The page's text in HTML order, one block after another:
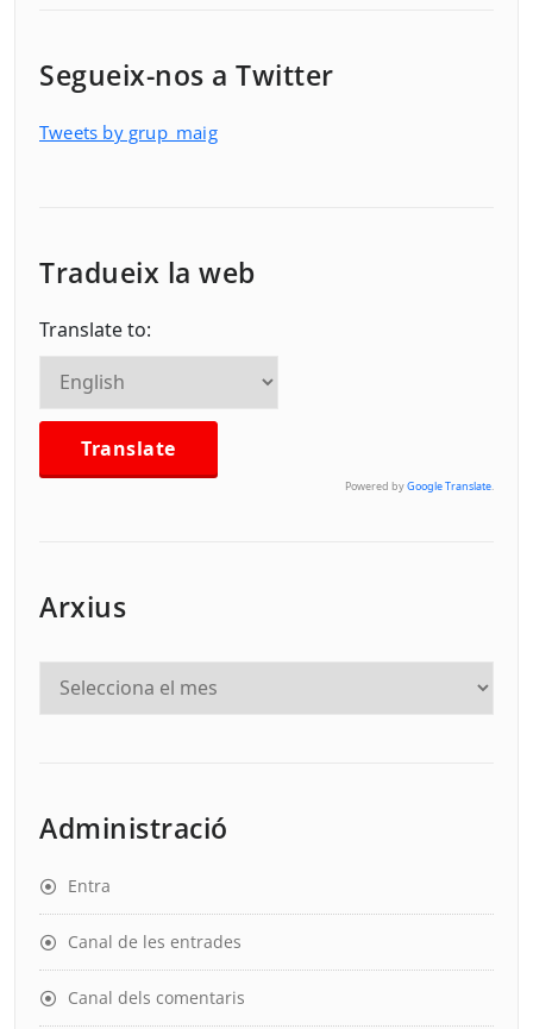
Segueix-nos a Twitter
Tweets by grup_maig
Tradueix la web
Translate to:
Powered byGoogle Translate.
Arxius
Administració
Entra
Canal de les entrades
Canal dels comentaris